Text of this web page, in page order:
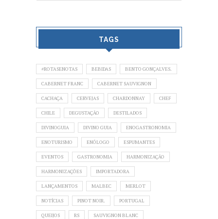
TAGS
#ROTASENOTAS BEBIDAS BENTO GONÇALVES.
CABERNET FRANC CABERNET SAUVIGNON
CACHAÇA CERVEJAS CHARDONNAY CHEF
CHILE DEGUSTAÇÃO DESTILADOS
DIVINOGUIA DIVINO GUIA ENOGASTRONOMIA
ENOTURISMO ENÓLOGO ESPUMANTES
EVENTOS GASTRONOMIA HARMONIZAÇÃO
HARMONIZAÇÕES IMPORTADORA
LANÇAMENTOS MALBEC MERLOT
NOTÍCIAS PINOT NOIR. PORTUGAL
QUEIJOS RS SAUVIGNON BLANC